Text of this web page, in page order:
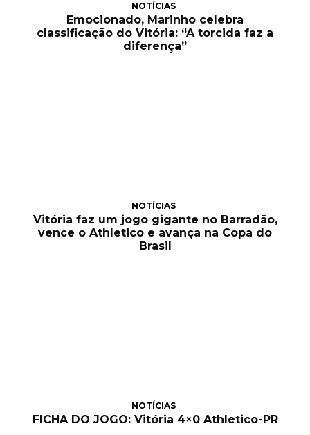
NOTÍCIAS
Emocionado, Marinho celebra
classificação do Vitória: “A torcida faz a
diferença”
NOTÍCIAS
Vitória faz um jogo gigante no Barradão,
vence o Athletico e avança na Copa do
Brasil
NOTÍCIAS
FICHA DO JOGO: Vitória 4×0 Athletico-PR